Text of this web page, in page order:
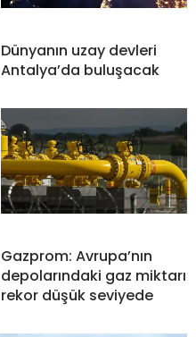
Dünyanın uzay devleri
Antalya’da buluşacak
Gazprom: Avrupa’nın
depolarındaki gaz miktarı
rekor düşük seviyede